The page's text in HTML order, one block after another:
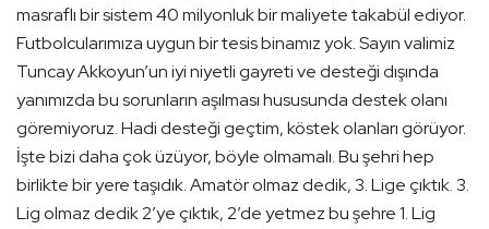
masraflı bir sistem 40 milyonluk bir maliyete takabül ediyor.
Futbolcularımıza uygun bir tesis binamız yok. Sayın valimiz
Tuncay Akkoyun’un iyi niyetli gayreti ve desteği dışında
yanımızda bu sorunların aşılması hususunda destek olanı
göremiyoruz. Hadi desteği geçtim, köstek olanları görüyor.
İşte bizi daha çok üzüyor, böyle olmamalı. Bu şehri hep
birlikte bir yere taşıdık. Amatör olmaz dedik, 3. Lige çıktık. 3.
Lig olmaz dedik 2’ye çıktık, 2’de yetmez bu şehre 1. Lig